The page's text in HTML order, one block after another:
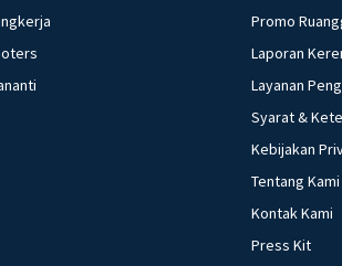
Promo
Laporan
Layanan
Syarat &
Kebijakan
Tentang Kami
Kontak Kami
Press Kit